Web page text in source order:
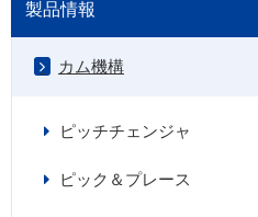
製品情報
カム機構
ピッチチェンジャ
ピック＆プレース